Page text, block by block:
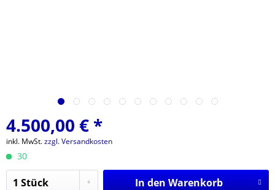
4.500,00 € *
inkl. MwSt.zzgl. Versandkosten
30
In den Warenkorb